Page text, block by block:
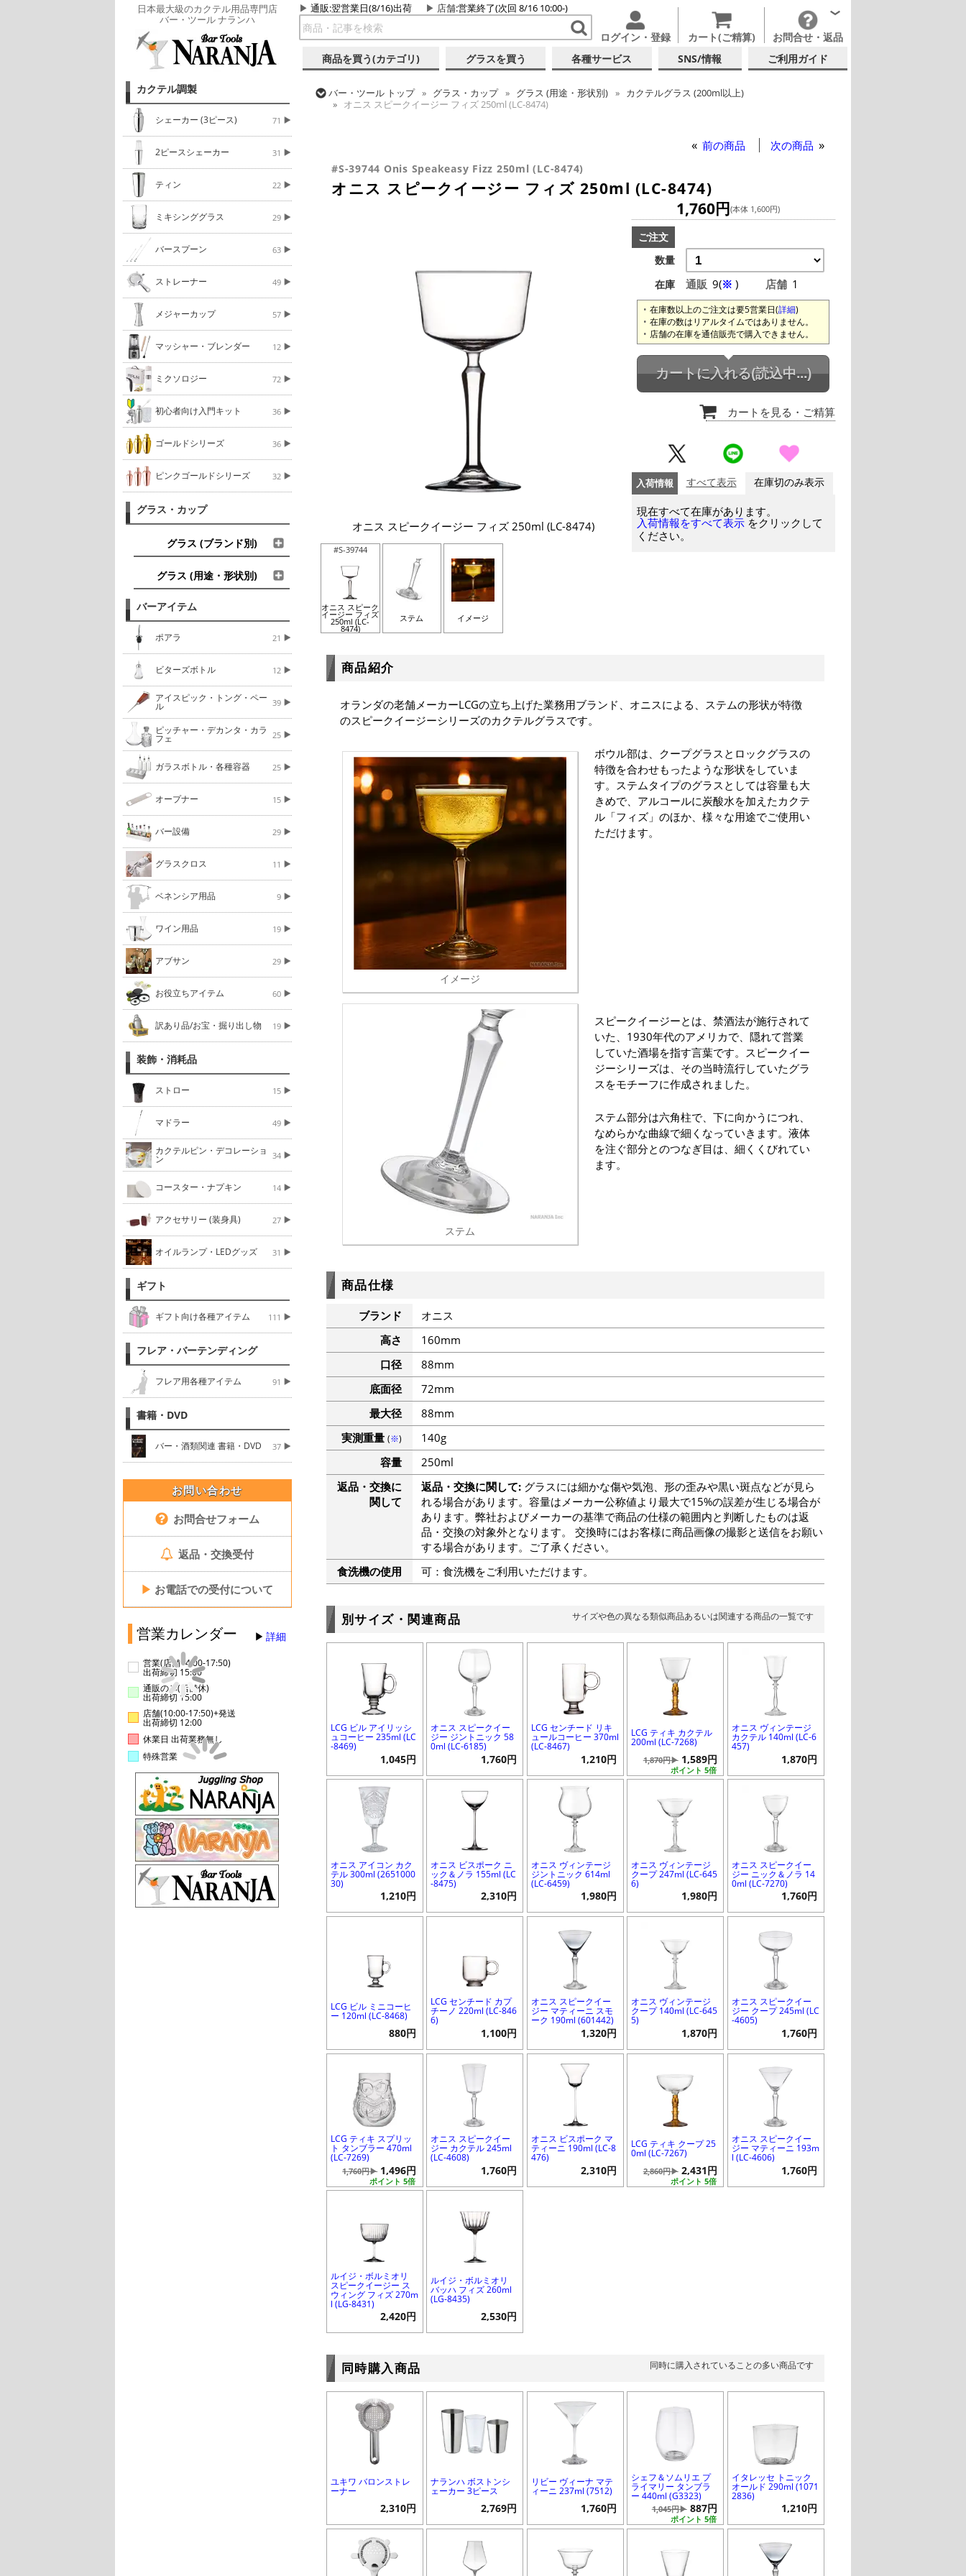
日本最大級のカクテル用品専門店
バー・ツール ナランハ
通販:翌営業日(8/16)出荷 店舗:営業終了(次回 8/16 10:00-)
ログイン・登録 カート(ご精算) お問合せ・返品
商品を買う(カテゴリ) グラスを買う 各種サービス SNS/情報 ご利用ガイド
カクテル調製
シェーカー (3ピース) 71
2ピースシェーカー 31
ティン 22
ミキシンググラス 29
バースプーン 63
ストレーナー 49
メジャーカップ 57
マッシャー・ブレンダー 12
ミクソロジー 72
初心者向け入門キット 36
ゴールドシリーズ 36
ピンクゴールドシリーズ 32
グラス・カップ
グラス (ブランド別)
グラス (用途・形状別)
バーアイテム
ポアラ 21
ビターズボトル 12
アイスピック・トング・ペー
ル 39
ピッチャー・デカンタ・カラ
フェ 25
ガラスボトル・各種容器 25
オープナー 15
バー設備 29
グラスクロス 11
ベネンシア用品 9
ワイン用品 19
アブサン 29
お役立ちアイテム 60
訳あり品/お宝・掘り出し物 19
装飾・消耗品
ストロー 15
マドラー 49
カクテルピン・デコレーショ
ン 34
コースター・ナプキン 14
アクセサリー (装身具) 27
オイルランプ・LEDグッズ 31
ギフト
ギフト向け各種アイテム 111
フレア・バーテンディング
フレア用各種アイテム 91
書籍・DVD
バー・酒類関連 書籍・DVD 37
お問い合わせ
お問合せフォーム
返品・交換受付
▶ お電話での受付について
営業カレンダー 詳細
営業(店舗14:00-17:50)
出荷締切 15:00
通販のみ(店舗休)
出荷締切 15:00
店舗(10:00-17:50)+発送
出荷締切 12:00
休業日 出荷業務無し
特殊営業
バー・ツール トップ グラス・カップ グラス (用途・形状別)
カクテルグラス (200ml以上)
オニス スピークイージー フィズ 250ml (LC-8474)
前の商品 次の商品
#S-39744 Onis Speakeasy Fizz 250ml (LC-8474)
オニス スピークイージー フィズ 250ml (LC-8474)
オニス スピークイージー フィズ 250ml (LC-8474)
#S-39744
オニス スピーク
イージー フィズ
250ml (LC-
8474)
ステム イメージ
1,760円(本体 1,600円)
ご注文
数量
在庫
通販 9(※ ) 店舗 1
在庫数以上のご注文は要5営業日(詳細)
在庫の数はリアルタイムではありません。
店舗の在庫を通信販売で購入できません。
カートに入れる(読込中...)
カートを見る ・ご精算
入荷情報 すべて表示 在庫切のみ表示
現在すべて在庫があります。
入荷情報をすべて表示 をクリックして
ください。
商品紹介
オランダの老舗メーカーLCGの立ち上げた業務用ブランド、オニスによる、ステムの形状が特徴
のスピークイージーシリーズのカクテルグラスです。
イメージ
ボウル部は、クープグラスとロックグラスの
特徴を合わせもったような形状をしていま
す。ステムタイプのグラスとしては容量も大
きめで、アルコールに炭酸水を加えたカクテ
ル「フィズ」のほか、様々な用途でご使用い
ただけます。
ステム
スピークイージーとは、禁酒法が施行されて
いた、1930年代のアメリカで、隠れて営業
していた酒場を指す言葉です。スピークイー
ジーシリーズは、その当時流行していたグラ
スをモチーフに作成されました。
ステム部分は六角柱で、下に向かうにつれ、
なめらかな曲線で細くなっていきます。液体
を注ぐ部分とのつなぎ目は、細くくびれてい
ます。
商品仕様
ブランド
オニス
高さ
160mm
口径
88mm
底面径
72mm
最大径
88mm
実測重量 (※)
140g
容量
250ml
返品・交換に
関して
返品・交換に関して:グラスには細かな傷や気泡、形の歪みや黒い斑点などが見ら
れる場合があります。容量はメーカー公称値より最大で15%の誤差が生じる場合が
あります。弊社およびメーカーの基準で商品の仕様の範囲内と判断したものは返
品・交換の対象外となります。 交換時にはお客様に商品画像の撮影と送信をお願い
する場合があります。ご了承ください。
食洗機の使用
可：食洗機をご利用いただけます。
別サイズ・関連商品 サイズや色の異なる類似商品あるいは関連する商品の一覧です
LCG ビル アイリッシ
ュコーヒー 235ml (LC
-8469)
1,045円
オニス スピークイー
ジー ジントニック 58
0ml (LC-6185)
1,760円
LCG センチード リキ
ュールコーヒー 370ml
(LC-8467)
1,210円
LCG ティキ カクテル
200ml (LC-7268)
ポイント 5倍
1,870円▶ 1,589円
オニス ヴィンテージ
カクテル 140ml (LC-6
457)
1,870円
オニス アイコン カク
テル 300ml (2651000
30)
1,210円
オニス ビスポーク ニ
ック＆ノラ 155ml (LC
-8475)
2,310円
オニス ヴィンテージ
ジントニック 614ml
(LC-6459)
1,980円
オニス ヴィンテージ
クープ 247ml (LC-645
6)
1,980円
オニス スピークイー
ジー ニック＆ノラ 14
0ml (LC-7270)
1,760円
LCG ビル ミニコーヒ
ー 120ml (LC-8468)
880円
LCG センチード カプ
チーノ 220ml (LC-846
6)
1,100円
オニス スピークイー
ジー マティーニ スモ
ーク 190ml (601442)
1,320円
オニス ヴィンテージ
クープ 140ml (LC-645
5)
1,870円
オニス スピークイー
ジー クープ 245ml (LC
-4605)
1,760円
LCG ティキ スプリッ
ト タンブラー 470ml
(LC-7269)
ポイント 5倍
1,760円▶ 1,496円
オニス スピークイー
ジー カクテル 245ml
(LC-4608)
1,760円
オニス ビスポーク マ
ティーニ 190ml (LC-8
476)
2,310円
LCG ティキ クープ 25
0ml (LC-7267)
ポイント 5倍
2,860円▶ 2,431円
オニス スピークイー
ジー マティーニ 193m
l (LC-4606)
1,760円
ルイジ・ボルミオリ
スピークイージー ス
ウィング フィズ 270m
l (LG-8431)
2,420円
ルイジ・ボルミオリ
バッハ フィズ 260ml
(LG-8435)
2,530円
同時購入商品 同時に購入されていることの多い商品です
ユキワ バロンストレ
ーナー
2,310円
ナランハ ボストンシ
ェーカー 3ピース
2,769円
リビー ヴィーナ マテ
ィーニ 237ml (7512)
1,760円
シェフ＆ソムリエ プ
ライマリー タンブラ
ー 440ml (G3323)
ポイント 5倍
1,045円▶ 887円
イタレッセ トニック
オールド 290ml (1071
2836)
1,210円